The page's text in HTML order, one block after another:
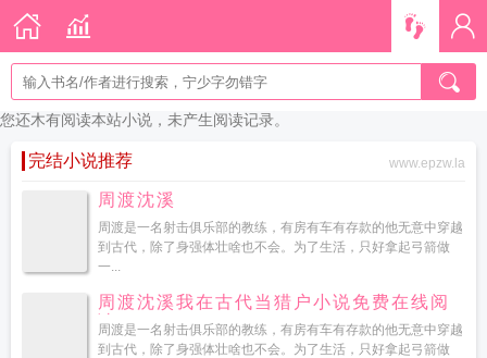
您还木有阅读本站小说，未产生阅读记录。
完结小说推荐 www.epzw.la
周渡沈溪
周渡是一名射击俱乐部的教练，有房有车有存款的他无意中穿越
到古代，除了身强体壮啥也不会。为了生活，只好拿起弓箭做
一...
周渡沈溪我在古代当猎户小说免费在线阅
读
周渡是一名射击俱乐部的教练，有房有车有存款的他无意中穿越
到古代，除了身强体壮啥也不会。为了生活，只好拿起弓箭做